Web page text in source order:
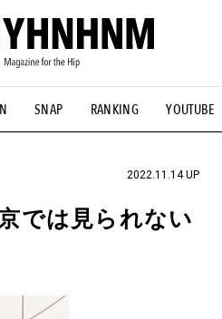
SNAP RANKING YOUTUBE
VINTAGE #マイナーグッド図鑑
とけん #FASHION #MUSIC
2022.11.14 UP
では見られない